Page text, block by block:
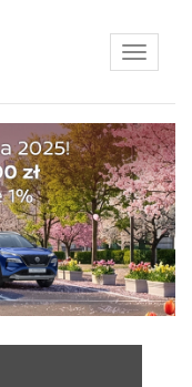
Toggle